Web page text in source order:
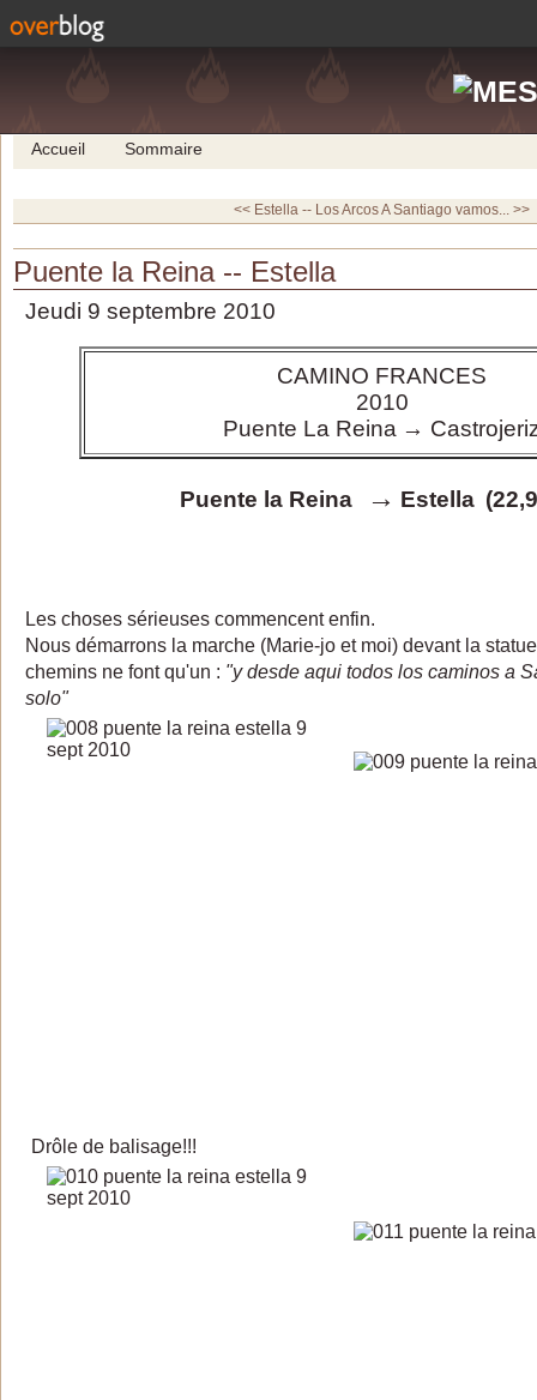
Accueil Sommaire
<< Estella -- Los ArcosA Santiago vamos... >>
Puente la Reina -- Estella
Jeudi 9 septembre 2010
CAMINO FRANCES
2010
Puente La Reina →
Puente la Reina → Estella
Les choses sérieuses commencent enfin.
Nous démarrons la marche (Marie-jo et moi) devant la
chemins ne font qu'un : "y desde aqui todos los caminos a
solo"
Drôle de balisage!!!